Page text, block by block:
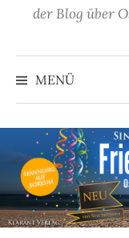
der Blog über
MENÜ